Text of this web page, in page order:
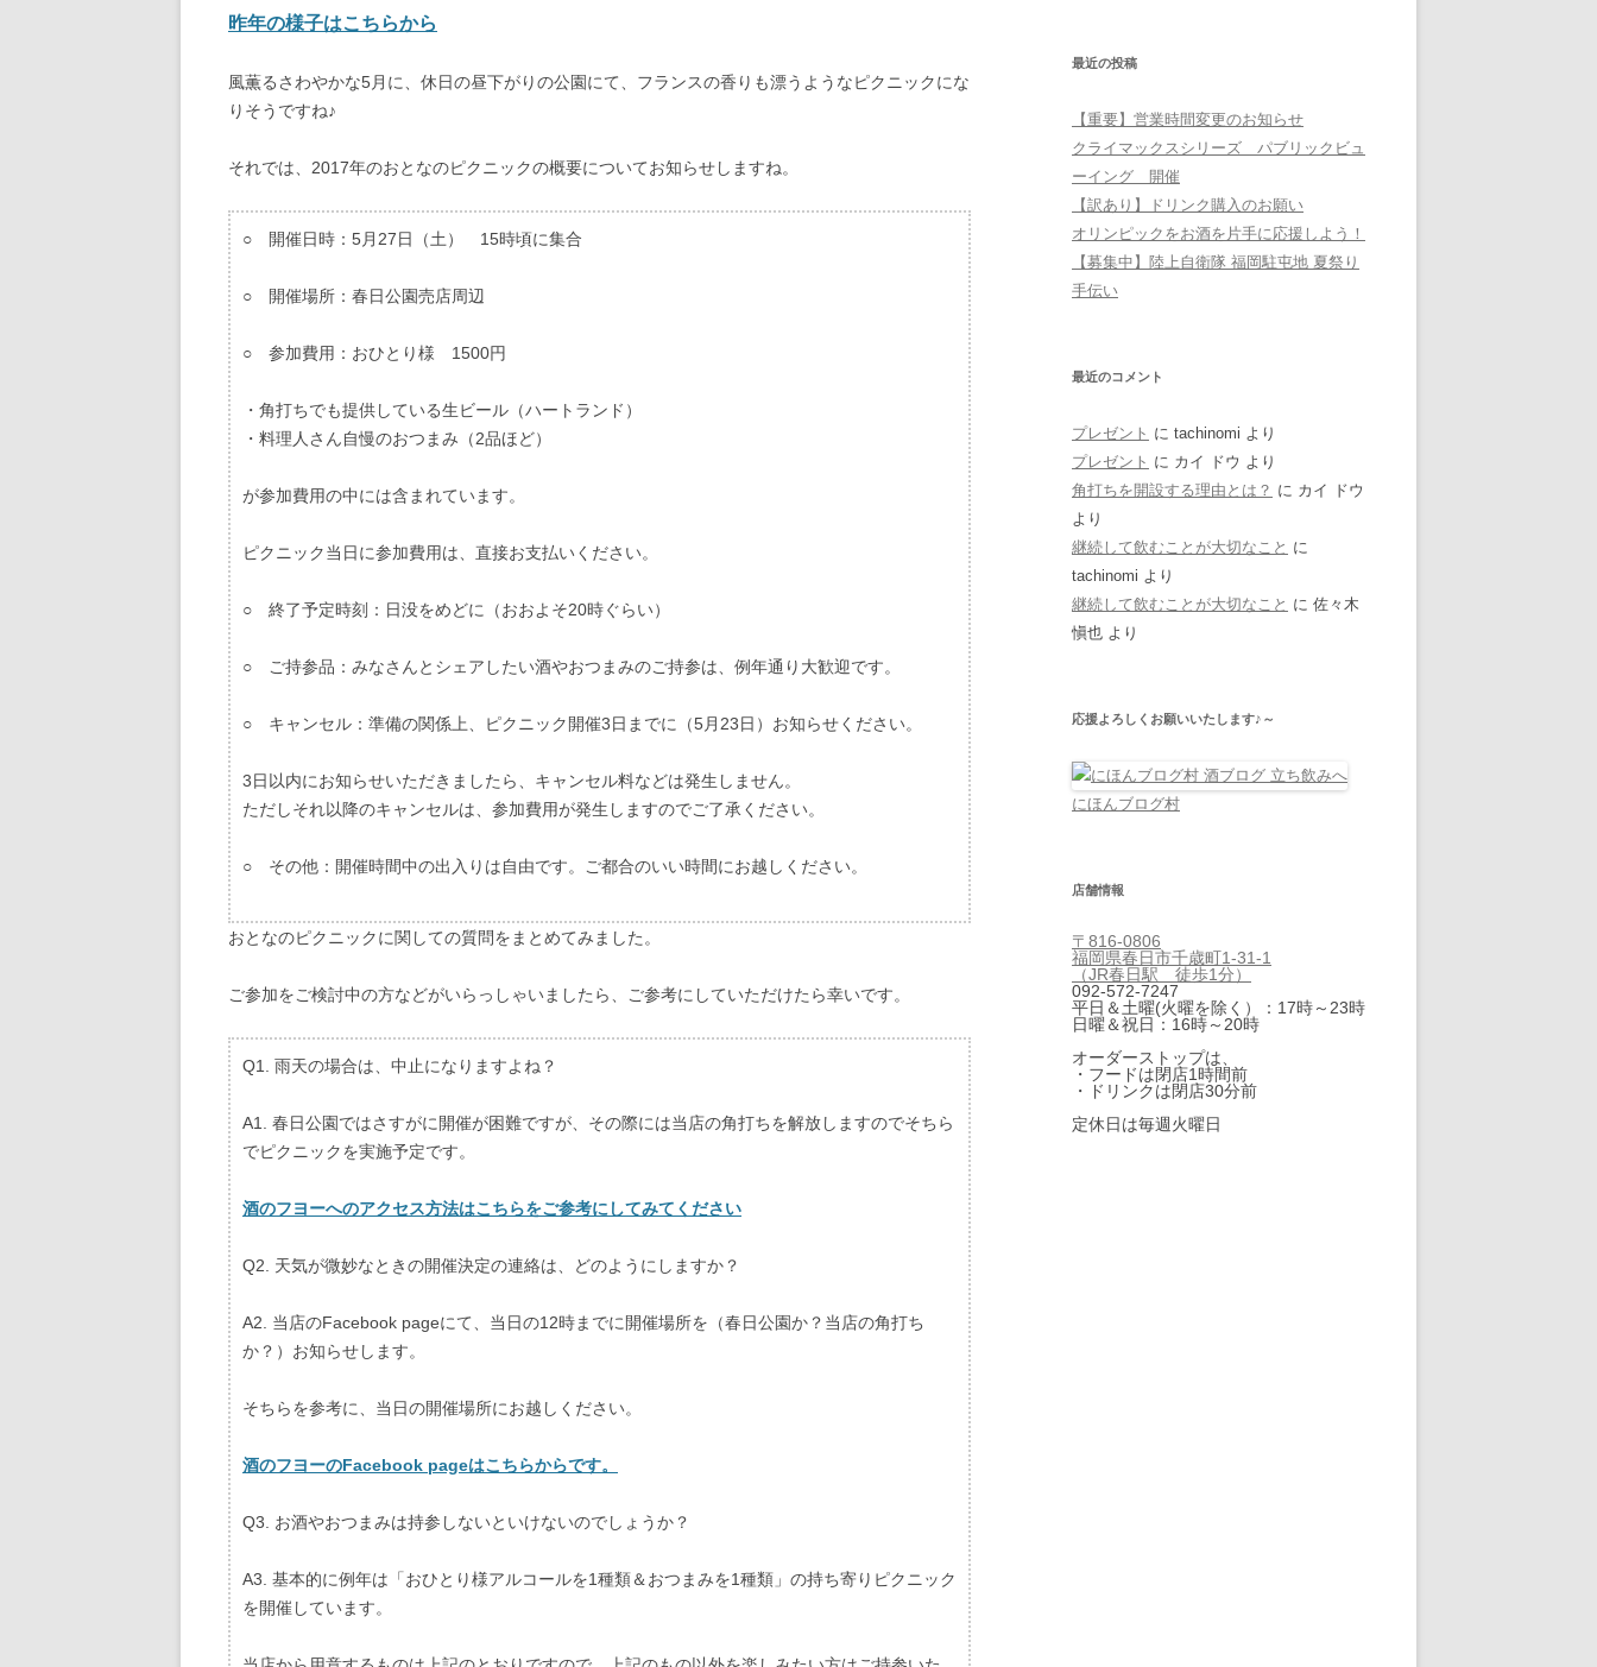
昨年の様子はこちらから
風薫るさわやかな5月に、休日の昼下がりの公園にて、フランスの香りも漂うようなピクニックにな
りそうですね♪
それでは、2017年のおとなのピクニックの概要についてお知らせしますね。
○ 開催日時：5月27日（土） 15時頃に集合
○ 開催場所：春日公園売店周辺
○ 参加費用：おひとり様 1500円
・角打ちでも提供している生ビール（ハートランド）
・料理人さん自慢のおつまみ（2品ほど）
が参加費用の中には含まれています。
ピクニック当日に参加費用は、直接お支払いください。
○ 終了予定時刻：日没をめどに（おおよそ20時ぐらい）
○ ご持参品：みなさんとシェアしたい酒やおつまみのご持参は、例年通り大歓迎です。
○ キャンセル：準備の関係上、ピクニック開催3日までに（5月23日）お知らせください。
3日以内にお知らせいただきましたら、キャンセル料などは発生しません。
ただしそれ以降のキャンセルは、参加費用が発生しますのでご了承ください。
○ その他：開催時間中の出入りは自由です。ご都合のいい時間にお越しください。
おとなのピクニックに関しての質問をまとめてみました。
ご参加をご検討中の方などがいらっしゃいましたら、ご参考にしていただけたら幸いです。
Q1. 雨天の場合は、中止になりますよね？
A1. 春日公園ではさすがに開催が困難ですが、その際には当店の角打ちを解放しますのでそちら
でピクニックを実施予定です。
酒のフヨーへのアクセス方法はこちらをご参考にしてみてください
Q2. 天気が微妙なときの開催決定の連絡は、どのようにしますか？
A2. 当店のFacebook pageにて、当日の12時までに開催場所を（春日公園か？当店の角打ち
か？）お知らせします。
そちらを参考に、当日の開催場所にお越しください。
酒のフヨーのFacebook pageはこちらからです。
Q3. お酒やおつまみは持参しないといけないのでしょうか？
A3. 基本的に例年は「おひとり様アルコールを1種類＆おつまみを1種類」の持ち寄りピクニック
を開催しています。
最近の投稿
【重要】営業時間変更のお知らせ
クライマックスシリーズ パブリックビュ
ーイング 開催
【訳あり】ドリンク購入のお願い
オリンピックをお酒を片手に応援しよう！
【募集中】陸上自衛隊 福岡駐屯地 夏祭り
手伝い
最近のコメント
プレゼント に tachinomi より
プレゼント に カイ ドウ より
角打ちを開設する理由とは？ に カイ ドウ
より
継続して飲むことが大切なこと に
tachinomi より
継続して飲むことが大切なこと に 佐々木
愼也 より
応援よろしくお願いいたします♪～
にほんブログ村
店舗情報
〒816-0806
福岡県春日市千歳町1-31-1
（JR春日駅 徒歩1分）
092-572-7247
平日＆土曜(火曜を除く）：17時～23時
日曜＆祝日：16時～20時
オーダーストップは、
・フードは閉店1時間前
・ドリンクは閉店30分前
定休日は毎週火曜日